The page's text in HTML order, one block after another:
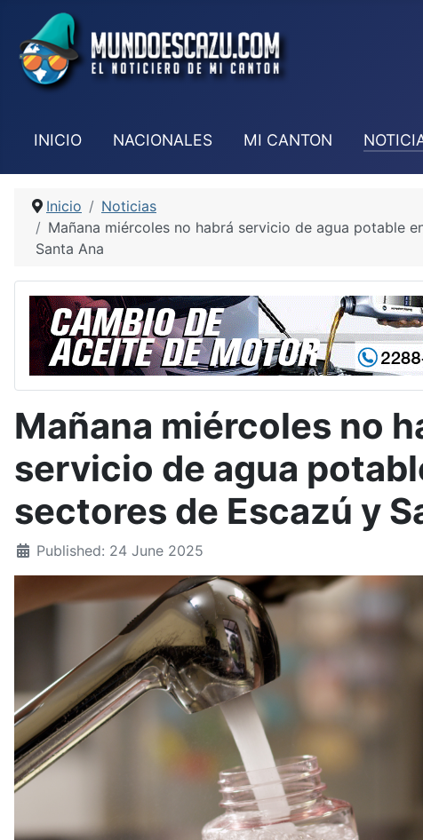
INICIO NACIONALES MI CANTON
Inicio
Noticias
Mañana miércoles no habrá servicio de agua potable
Santa Ana
Mañana miércoles no
servicio de agua
sectores de Escazú y
Published: 24 June 2025